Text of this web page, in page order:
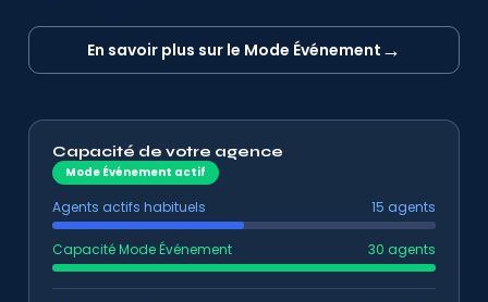
En savoir plus sur le Mode Événement →
Capacité de votre agence
Mode Événement actif
Agents actifs habituels 15 agents
Capacité Mode Événement 30 agents